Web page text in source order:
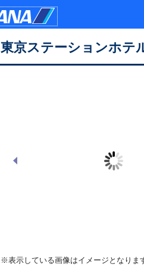
東京ステーションホテ
※表示している画像はイメージとなりま